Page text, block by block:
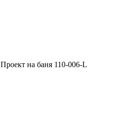
Проект на баня 110-006-L